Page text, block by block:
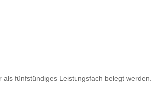
fünfstündiges Leistungsfach belegt werden.